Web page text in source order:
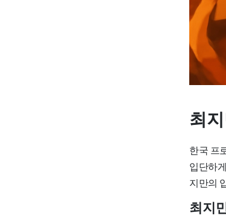
최
한국 프
입단하
지만의
최지